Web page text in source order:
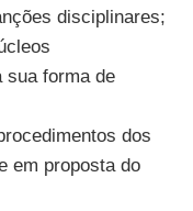
disciplinares;
sua forma de
dos
em proposta do